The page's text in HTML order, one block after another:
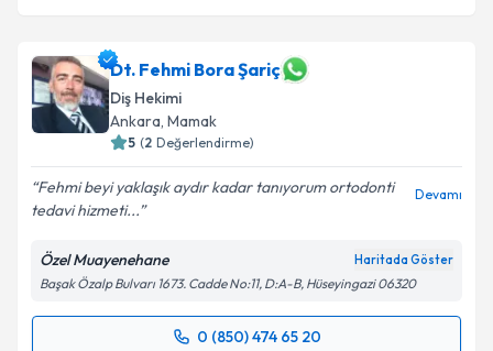
Dt. Fehmi Bora Şariç
Diş Hekimi
Ankara, Mamak
5 (2 Değerlendirme)
Fehmi beyi yaklaşık aydır kadar tanıyorum ortodonti
tedavi hizmeti...
Devamı
Özel Muayenehane Haritada Göster
Başak Özalp Bulvarı 1673. Cadde No:11, D:A-B, Hüseyingazi 06320
0 (850) 474 65 20